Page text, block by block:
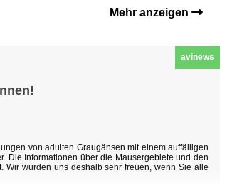
Mehr anzeigen
avinews
von adulten Graugänsen mit einem auffälligen
Die Informationen über die Mausergebiete und den
Wir würden uns deshalb sehr freuen, wenn Sie alle